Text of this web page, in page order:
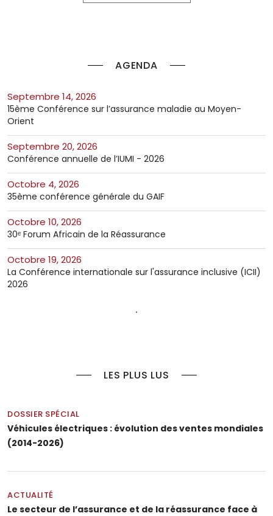
AGENDA
septembre 14, 2026
15ème Conférence sur l’assurance maladie au Moyen-
Orient
septembre 20, 2026
Conférence annuelle de l’IUMI - 2026
octobre 4, 2026
35ème conférence générale du GAIF
octobre 10, 2026
30ᵉ Forum Africain de la Réassurance
octobre 19, 2026
La Conférence internationale sur l'assurance inclusive (ICII)
2026
LES PLUS LUS
DOSSIER SPÉCIAL
Véhicules électriques : évolution des ventes mondiales
(2014-2026)
ACTUALITÉ
Le secteur de l’assurance et de la réassurance face à